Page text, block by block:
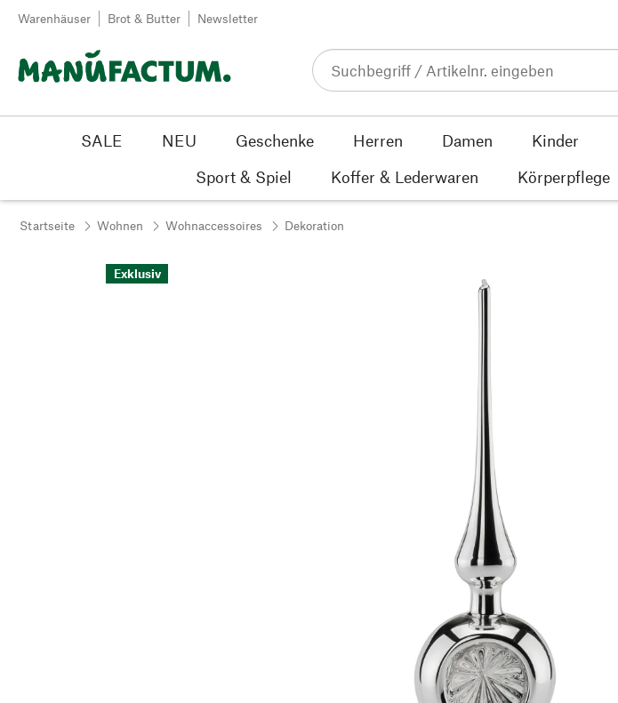
Zum Inhalt springen
Warenhäuser Brot & Butter Newsletter
SALE NEU Geschenke Herren Damen Kinder
Sport & Spiel
Koffer & Lederwaren Körperpflege
Startseite Wohnen Wohnaccessoires Dekoration
Exklusiv